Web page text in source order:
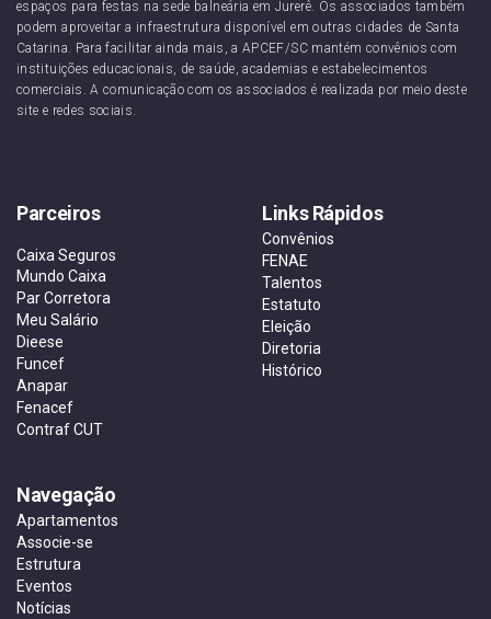
espaços para festas na sede balneária em Jurerê. Os associados também
podem aproveitar a infraestrutura disponível em outras cidades de Santa
Catarina. Para facilitar ainda mais, a APCEF/SC mantém convênios com
instituições educacionais, de saúde, academias e estabelecimentos
comerciais. A comunicação com os associados é realizada por meio deste
site e redes sociais.
Parceiros
Caixa Seguros
Mundo Caixa
Par Corretora
Meu Salário
Dieese
Funcef
Anapar
Fenacef
Contraf CUT
Links Rápidos
Convênios
FENAE
Talentos
Estatuto
Eleição
Diretoria
Histórico
Navegação
Apartamentos
Associe-se
Estrutura
Eventos
Notícias